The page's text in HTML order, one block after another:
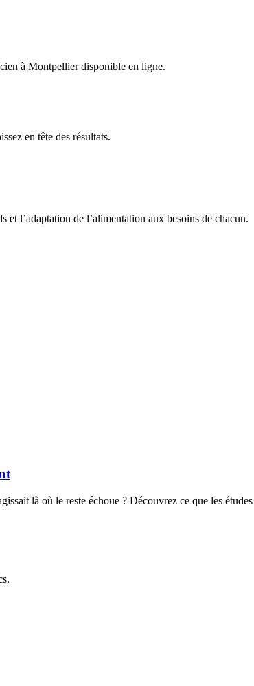
à Montpellierdisponible en ligne.
en tête des résultats.
l’adaptation de l’alimentation aux besoins de chacun.
là où le reste échoue ? Découvrez ce que les